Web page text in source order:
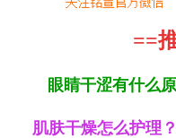
==
眼睛干涩有什么
肌肤干燥怎么护理